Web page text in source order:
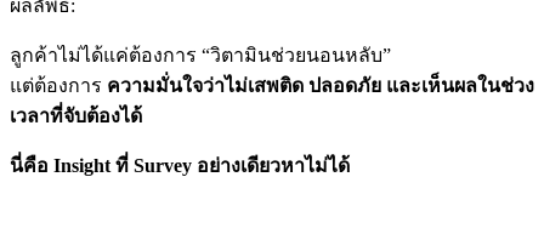
ลูกค้าไม่ได้แค่ต้องการ “วิตามินช่วยนอนหลับ”
แต่ต้องการ
ความมั่นใจว่าไม่เสพติด ปลอดภัย และเห็นผลในช่วง
เวลาที่จับต้องได้
นี่คือ Insight ที่ Survey อย่างเดียวหาไม่ได้